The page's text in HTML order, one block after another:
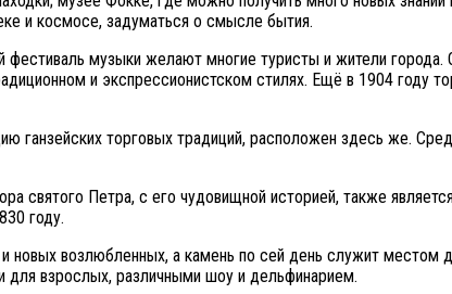
и космосе, задуматься о смысле бытия.
музыки желают многие туристы и жители
и экспрессионистском стилях. Ещё в 1904 году
ганзейских торговых традиций, расположен здесь же.
святого Петра, с его чудовищной историей, также
году.
новых возлюбленных, а камень по сей день служит
для взрослых, различными шоу и дельфинарием.